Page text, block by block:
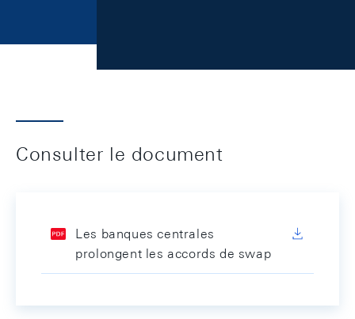
Consulter le document
Les banques centrales
prolongent les accords de swap